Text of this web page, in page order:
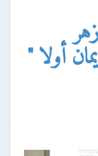
أولا "